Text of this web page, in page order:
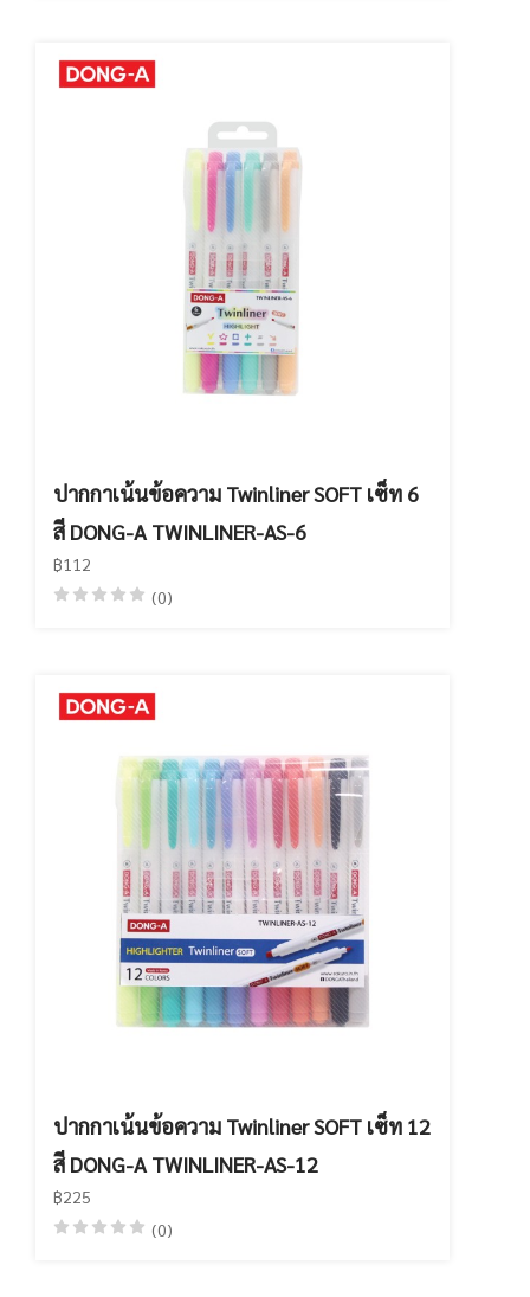
ปากกาเน้นข้อความ Twinliner SOFT เซ็ท 6
สี DONG-A TWINLINER-AS-6
฿112
(0)
ปากกาเน้นข้อความ Twinliner SOFT เซ็ท 12
สี DONG-A TWINLINER-AS-12
฿225
(0)